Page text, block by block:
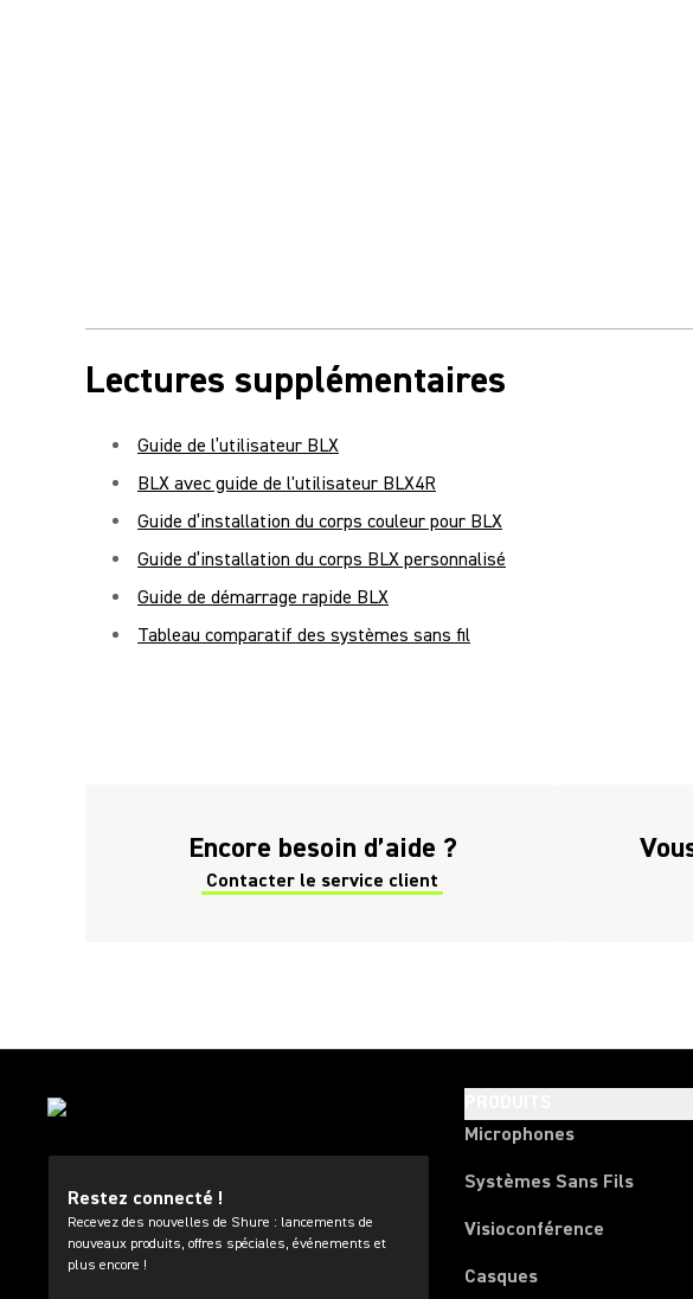
Lectures supplémentaires
Guide de l’utilisateur BLX
BLX avec guide de l'utilisateur BLX4R
Guide d’installation du corps couleur pour BLX
Guide d’installation du corps BLX personnalisé
Guide de démarrage rapide BLX
Tableau comparatif des systèmes sans fil
Encore besoin d’aide ?
Contacter le service client
(Opens in a new tab)
Restez connecté !
Recevez des nouvelles de Shure : lancements de
nouveaux produits, offres spéciales, événements et
plus encore !
Microphones
Systèmes Sans Fils
Visioconférence
Casques